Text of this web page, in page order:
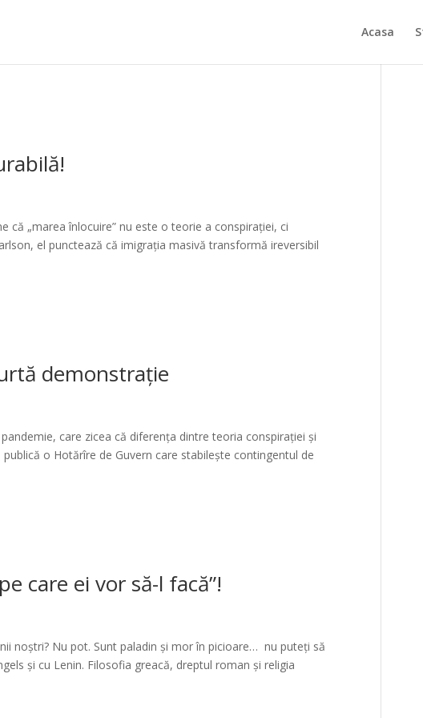
Acasa
că „marea înlocuire” nu este o teorie a conspirației, ci
el punctează că imigrația masivă transformă ireversibil
demonstrație
care zicea că diferența dintre teoria conspirației și
o Hotărîre de Guvern care stabilește contingentul de
care ei vor să-l facă”!
noștri? Nu pot. Sunt paladin și mor în picioare… nu puteți să
și cu Lenin. Filosofia greacă, dreptul roman și religia